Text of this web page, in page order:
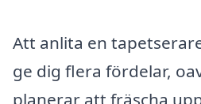
Att anlita en
ge dig flera fördelar,
planerar att fräscha